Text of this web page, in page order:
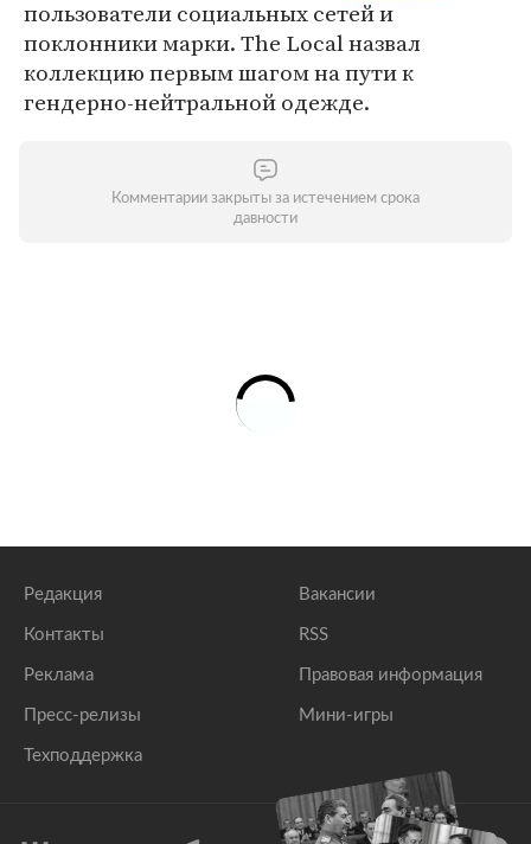
пользователи социальных сетей и
поклонники марки. The Local назвал
коллекцию первым шагом на пути к
гендерно-нейтральной одежде.
Комментарии закрыты за истечением срока
давности
Редакция
Контакты
Реклама
Пресс-релизы
Техподдержка
Вакансии
RSS
Правовая информация
Мини-игры